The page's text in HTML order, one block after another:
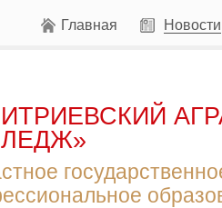
Главная Новости